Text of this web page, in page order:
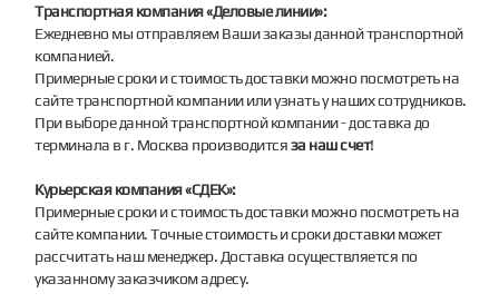
Транспортная компания «Деловые линии»:
Ежедневно мы отправляем Ваши заказы данной транспортной
компанией.
Примерные сроки и стоимость доставки можно посмотреть на
сайте транспортной компании или узнать у наших сотрудников.
При выборе данной транспортной компании - доставка до
терминала в г. Москва производитсяза наш счет!
Курьерская компания «СДЕК»:
Примерные сроки и стоимость доставки можно посмотреть на
сайте компании. Точные стоимость и сроки доставки может
рассчитать наш менеджер. Доставка осуществляется по
указанному заказчиком адресу.